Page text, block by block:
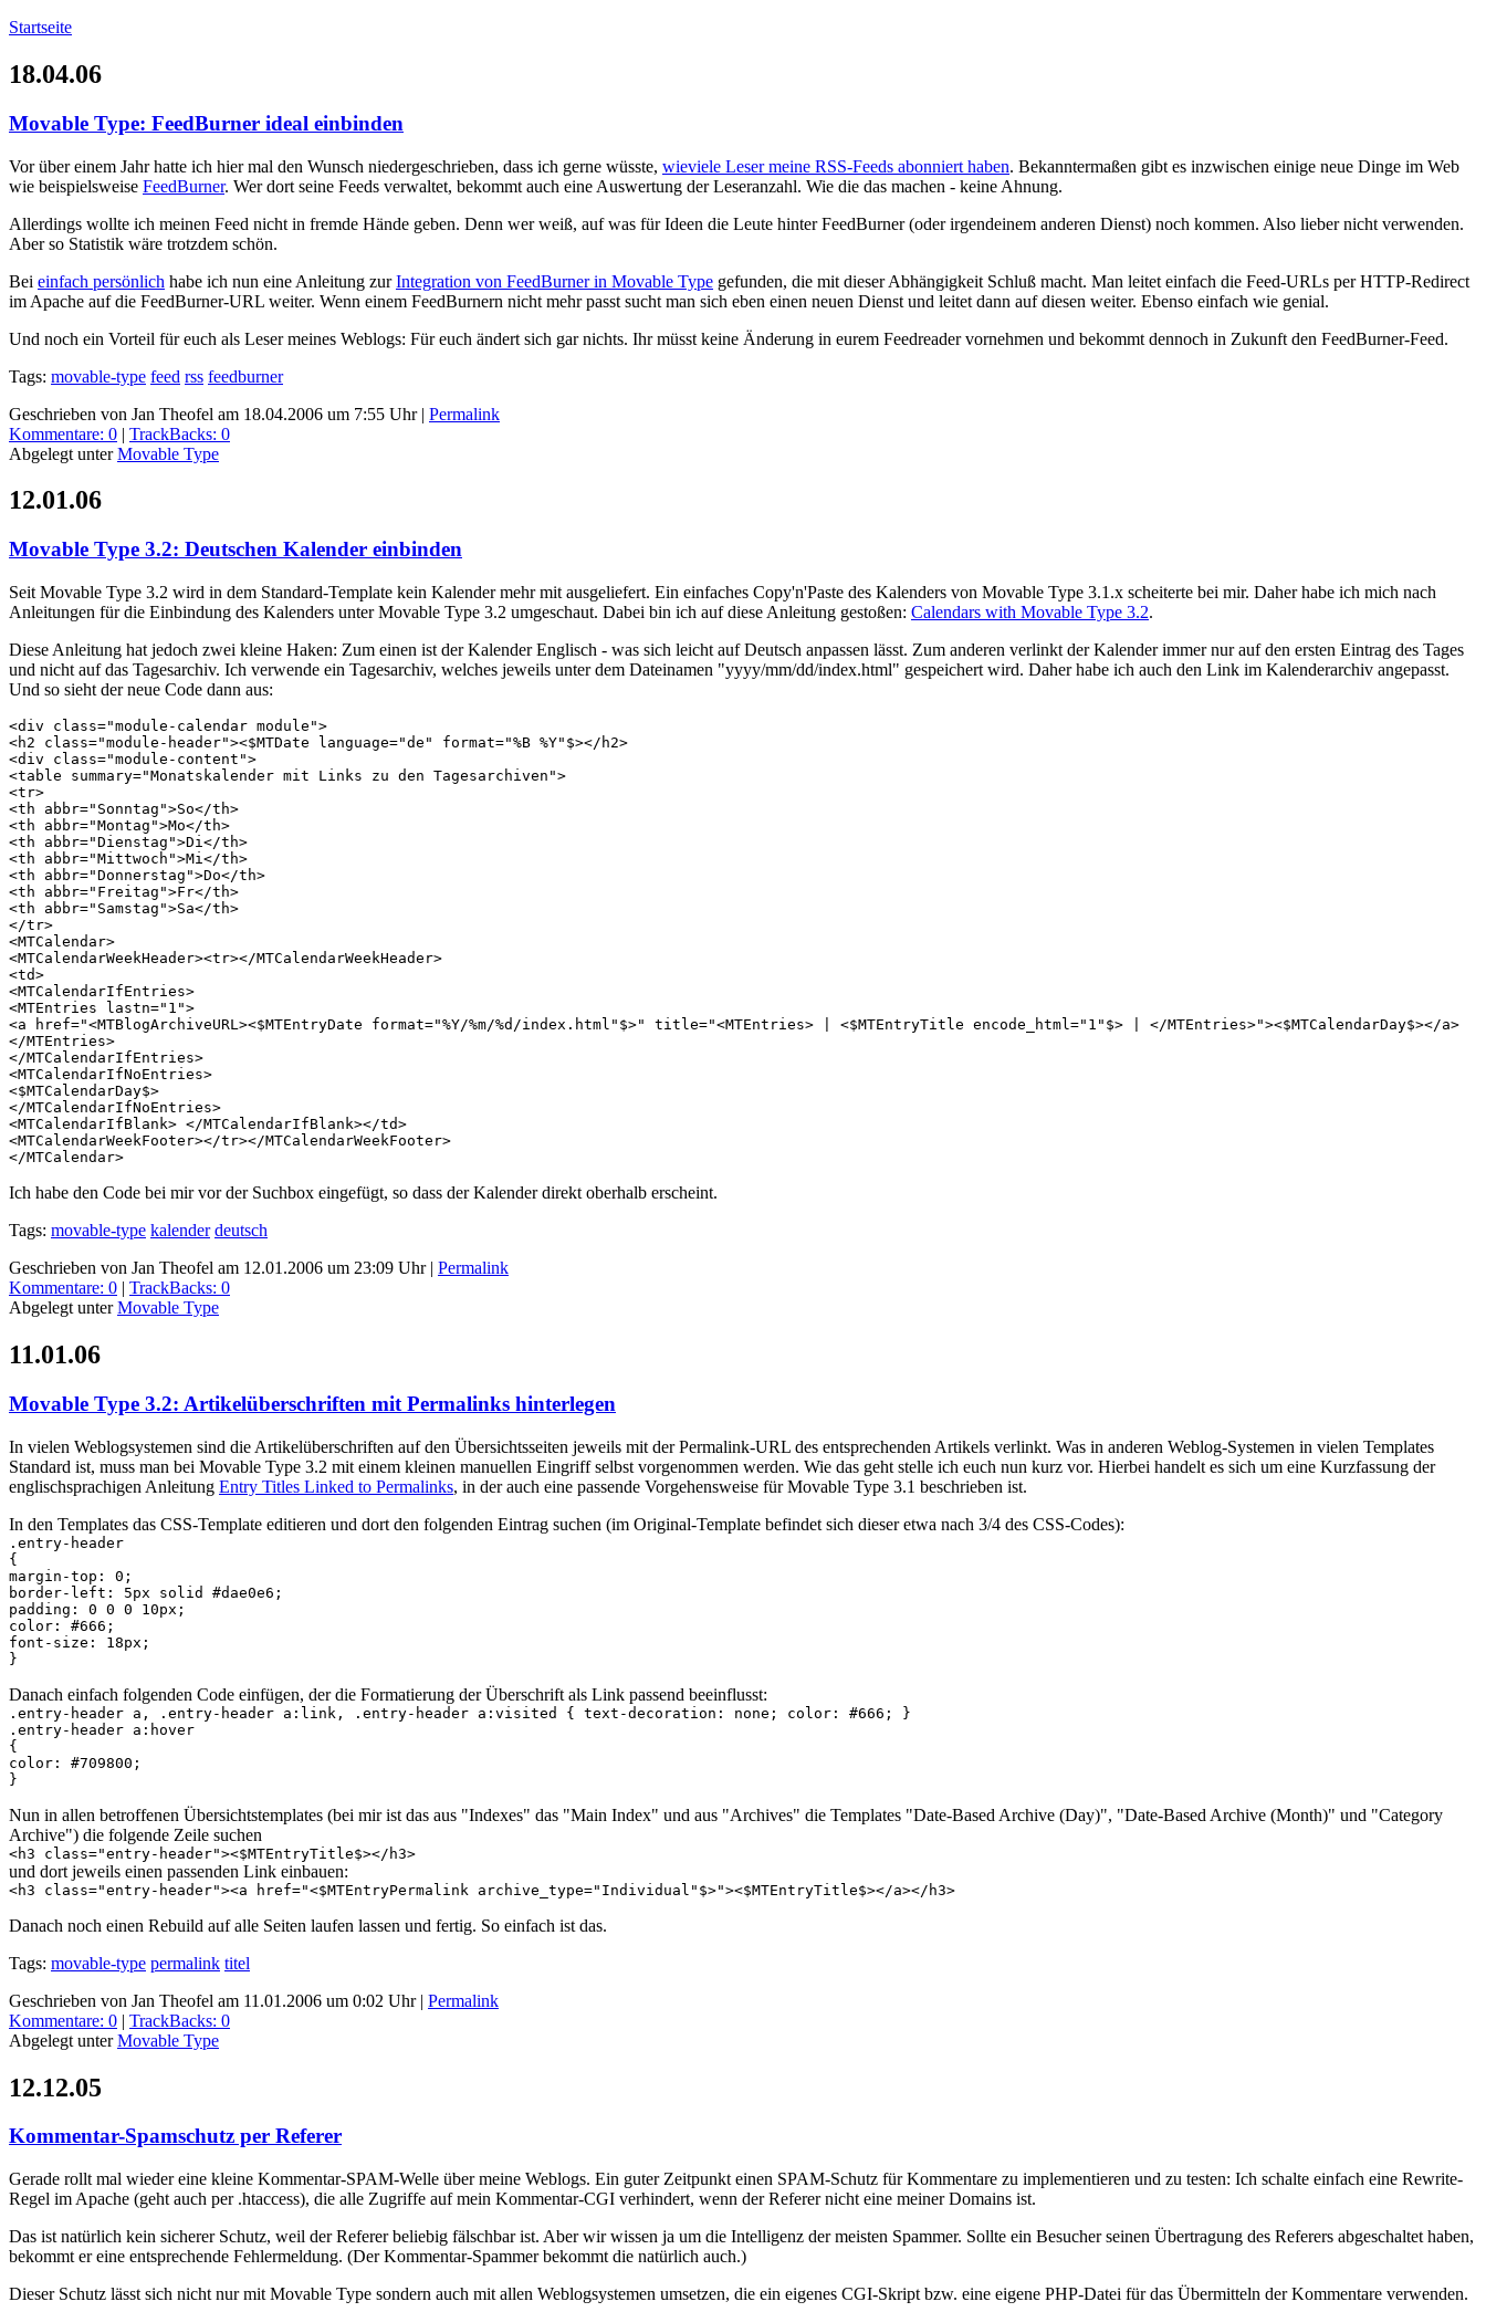
Startseite
18.04.06
Movable Type: FeedBurner ideal einbinden
Vor über einem Jahr hatte ich hier mal den Wunsch niedergeschrieben, dass ich gerne wüsste, wieviele Leser meine RSS-Feeds abonniert haben. Bekanntermaßen gibt es inzwischen einige neue Dinge im Web
wie beispielsweise FeedBurner. Wer dort seine Feeds verwaltet, bekommt auch eine Auswertung der Leseranzahl. Wie die das machen - keine Ahnung.
Allerdings wollte ich meinen Feed nicht in fremde Hände geben. Denn wer weiß, auf was für Ideen die Leute hinter FeedBurner (oder irgendeinem anderen Dienst) noch kommen. Also lieber nicht verwenden.
Aber so Statistik wäre trotzdem schön.
Bei einfach persönlich habe ich nun eine Anleitung zurIntegration von FeedBurner in Movable Type gefunden, die mit dieser Abhängigkeit Schluß macht. Man leitet einfach die Feed-URLs per HTTP-Redirect
im Apache auf die FeedBurner-URL weiter. Wenn einem FeedBurnern nicht mehr passt sucht man sich eben einen neuen Dienst und leitet dann auf diesen weiter. Ebenso einfach wie genial.
Und noch ein Vorteil für euch als Leser meines Weblogs: Für euch ändert sich gar nichts. Ihr müsst keine Änderung in eurem Feedreader vornehmen und bekommt dennoch in Zukunft den FeedBurner-Feed.
Tags: movable-type feed rss feedburner
Geschrieben von Jan Theofel am 18.04.2006 um 7:55 Uhr | Permalink
Kommentare: 0 | TrackBacks: 0
Abgelegt unterMovable Type
12.01.06
Movable Type 3.2: Deutschen Kalender einbinden
Seit Movable Type 3.2 wird in dem Standard-Template kein Kalender mehr mit ausgeliefert. Ein einfaches Copy'n'Paste des Kalenders von Movable Type 3.1.x scheiterte bei mir. Daher habe ich mich nach
Anleitungen für die Einbindung des Kalenders unter Movable Type 3.2 umgeschaut. Dabei bin ich auf diese Anleitung gestoßen: Calendars with Movable Type 3.2.
Diese Anleitung hat jedoch zwei kleine Haken: Zum einen ist der Kalender Englisch - was sich leicht auf Deutsch anpassen lässt. Zum anderen verlinkt der Kalender immer nur auf den ersten Eintrag des Tages
und nicht auf das Tagesarchiv. Ich verwende ein Tagesarchiv, welches jeweils unter dem Dateinamen "yyyy/mm/dd/index.html" gespeichert wird. Daher habe ich auch den Link im Kalenderarchiv angepasst.
Und so sieht der neue Code dann aus:
<div class="module-calendar module">
<h2 class="module-header"><$MTDate language="de" format="%B %Y"$></h2>
<div class="module-content">
<table summary="Monatskalender mit Links zu den Tagesarchiven">
<tr>
<th abbr="Sonntag">So</th>
<th abbr="Montag">Mo</th>
<th abbr="Dienstag">Di</th>
<th abbr="Mittwoch">Mi</th>
<th abbr="Donnerstag">Do</th>
<th abbr="Freitag">Fr</th>
<th abbr="Samstag">Sa</th>
</tr>
<MTCalendar>
<MTCalendarWeekHeader><tr></MTCalendarWeekHeader>
<td>
<MTCalendarIfEntries>
<MTEntries lastn="1">
<a href="<MTBlogArchiveURL><$MTEntryDate format="%Y/%m/%d/index.html"$>" title="<MTEntries> | <$MTEntryTitle encode_html="1"$> | </MTEntries>"><$MTCalendarDay$></a>
</MTEntries>
</MTCalendarIfEntries>
<MTCalendarIfNoEntries>
<$MTCalendarDay$>
</MTCalendarIfNoEntries>
<MTCalendarIfBlank> </MTCalendarIfBlank></td>
<MTCalendarWeekFooter></tr></MTCalendarWeekFooter>
</MTCalendar>
Ich habe den Code bei mir vor der Suchbox eingefügt, so dass der Kalender direkt oberhalb erscheint.
Tags: movable-type kalender deutsch
Geschrieben von Jan Theofel am 12.01.2006 um 23:09 Uhr | Permalink
Kommentare: 0 | TrackBacks: 0
Abgelegt unterMovable Type
11.01.06
Movable Type 3.2: Artikelüberschriften mit Permalinks hinterlegen
In vielen Weblogsystemen sind die Artikelüberschriften auf den Übersichtsseiten jeweils mit der Permalink-URL des entsprechenden Artikels verlinkt. Was in anderen Weblog-Systemen in vielen Templates
Standard ist, muss man bei Movable Type 3.2 mit einem kleinen manuellen Eingriff selbst vorgenommen werden. Wie das geht stelle ich euch nun kurz vor. Hierbei handelt es sich um eine Kurzfassung der
englischsprachigen Anleitung Entry Titles Linked to Permalinks, in der auch eine passende Vorgehensweise für Movable Type 3.1 beschrieben ist.
In den Templates das CSS-Template editieren und dort den folgenden Eintrag suchen (im Original-Template befindet sich dieser etwa nach 3/4 des CSS-Codes):
.entry-header
{
margin-top: 0;
border-left: 5px solid #dae0e6;
padding: 0 0 0 10px;
color: #666;
font-size: 18px;
}
Danach einfach folgenden Code einfügen, der die Formatierung der Überschrift als Link passend beeinflusst:
.entry-header a, .entry-header a:link, .entry-header a:visited { text-decoration: none; color: #666; }
.entry-header a:hover
{
color: #709800;
}
Nun in allen betroffenen Übersichtstemplates (bei mir ist das aus "Indexes" das "Main Index" und aus "Archives" die Templates "Date-Based Archive (Day)", "Date-Based Archive (Month)" und "Category
Archive") die folgende Zeile suchen
<h3 class="entry-header"><$MTEntryTitle$></h3>
und dort jeweils einen passenden Link einbauen:
<h3 class="entry-header"><a href="<$MTEntryPermalink archive_type="Individual"$>"><$MTEntryTitle$></a></h3>
Danach noch einen Rebuild auf alle Seiten laufen lassen und fertig. So einfach ist das.
Tags: movable-type permalink titel
Geschrieben von Jan Theofel am 11.01.2006 um 0:02 Uhr | Permalink
Kommentare: 0 | TrackBacks: 0
Abgelegt unterMovable Type
12.12.05
Kommentar-Spamschutz per Referer
Gerade rollt mal wieder eine kleine Kommentar-SPAM-Welle über meine Weblogs. Ein guter Zeitpunkt einen SPAM-Schutz für Kommentare zu implementieren und zu testen: Ich schalte einfach eine Rewrite-
Regel im Apache (geht auch per .htaccess), die alle Zugriffe auf mein Kommentar-CGI verhindert, wenn der Referer nicht eine meiner Domains ist.
Das ist natürlich kein sicherer Schutz, weil der Referer beliebig fälschbar ist. Aber wir wissen ja um die Intelligenz der meisten Spammer. Sollte ein Besucher seinen Übertragung des Referers abgeschaltet haben,
bekommt er eine entsprechende Fehlermeldung. (Der Kommentar-Spammer bekommt die natürlich auch.)
Dieser Schutz lässt sich nicht nur mit Movable Type sondern auch mit allen Weblogsystemen umsetzen, die ein eigenes CGI-Skript bzw. eine eigene PHP-Datei für das Übermitteln der Kommentare verwenden.